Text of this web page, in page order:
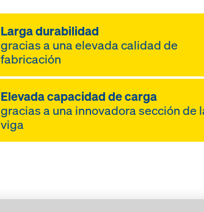
Larga durabilidad
gracias a una elevada calidad de
fabricación
elevado número de puestas gracias
a un aluminio resistente
Elevada capacidad de carga
gracias a una innovadora sección de
viga
fuerza de corte admisible Q = 27,3